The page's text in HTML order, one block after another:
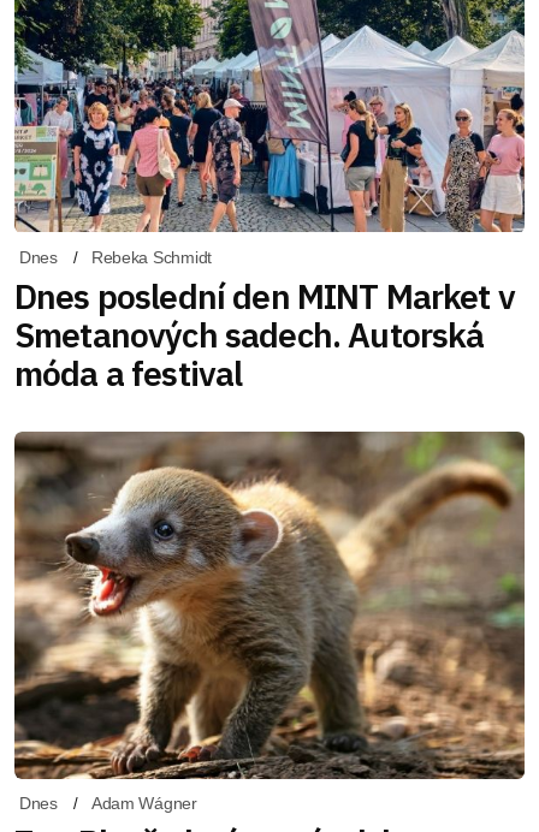
Dnes Rebeka Schmidt
Dnes poslední den MINT Market v
Smetanových sadech. Autorská
móda a festival
Dnes Adam Wágner